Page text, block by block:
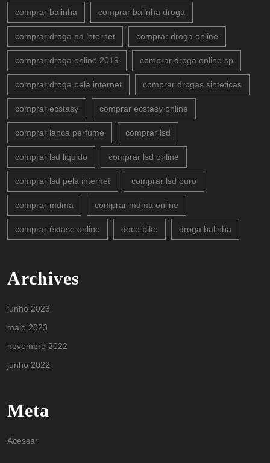
comprar balinha comprar balinha droga
comprar droga na internet comprar droga online
comprar droga online 2019 comprar droga online sp
comprar droga pela internet comprar drogas sinteticas
comprar ecstasy comprar ecstasy online
comprar lanca perfume comprar lsd
comprar lsd liquido comprar lsd online
comprar lsd pela internet comprar lsd puro
comprar mdma comprar mdma online
comprar êxtase online doce bike droga balinha
Archives
junho 2023
maio 2023
novembro 2022
junho 2022
Meta
Acessar